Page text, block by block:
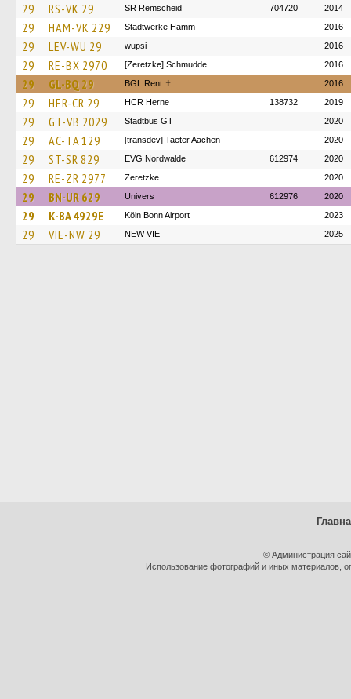
29 RS-VK 29 SR Remscheid 704720 2014
29 HAM-VK 229 Stadtwerke Hamm 2016
29 LEV-WU 29 wupsi 2016
29 RE-BX 2970 [Zeretzke] Schmudde 2016
29 GL-BQ 29 BGL Rent ✝︎ 2016
29 HER-CR 29 HCR Herne 138732 2019
29 GT-VB 2029 Stadtbus GT 2020
29 AC-TA 129 [transdev] Taeter Aachen 2020
29 ST-SR 829 EVG Nordwalde 612974 2020
29 RE-ZR 2977 Zeretzke 2020
29 BN-UR 629 Univers 612976 2020
29 K-BA 4929E Köln Bonn Airport 2023
29 VIE-NW 29 NEW VIE 2025
© Администрация
Использование фотографий и иных материалов,